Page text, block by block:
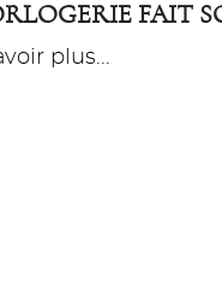
FAIT
plus...